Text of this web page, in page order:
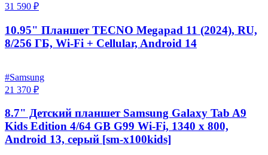
31 590 ₽
10.95" Планшет TECNO Megapad 11 (2024), RU,
8/256 ГБ, Wi-Fi + Cellular, Android 14
#Samsung
21 370 ₽
8.7" Детский планшет Samsung Galaxy Tab A9
Kids Edition 4/64 GB G99 Wi-Fi, 1340 x 800,
Android 13, серый [sm-x100kids]